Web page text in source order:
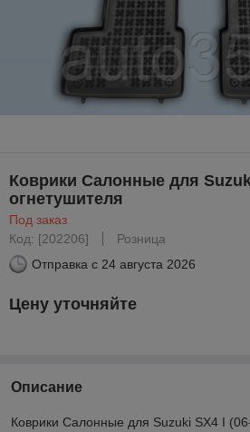
Коврики Салонные для
огнетушителя
Под заказ
Код: [202206]
Розница
Отправка с 24 августа 2026
Цену уточняйте
Описание
Коврики Салонные для Suzuki SX4 I